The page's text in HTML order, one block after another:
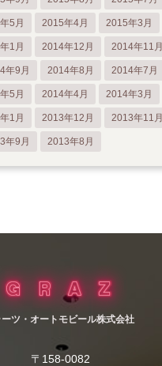
5月 2015年4月 2015年3月
1月 2014年12月 2014年11月
年9月 2014年8月 2014年7月
5月 2014年4月 2014年3月
1月 2013年12月 2013年11月
年9月 2013年8月
ーツ・オートモビール株式会社
〒158-0082